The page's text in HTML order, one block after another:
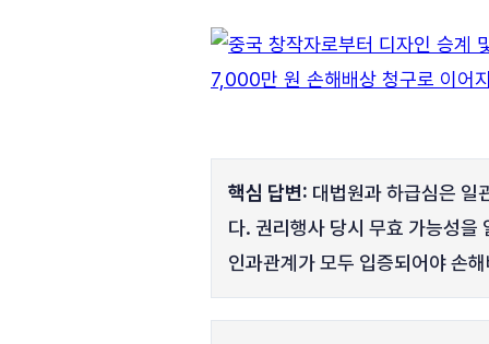
핵심 답변: 대법원과 하급심은 일
다. 권리행사 당시 무효 가능성을
인과관계가 모두 입증되어야 손